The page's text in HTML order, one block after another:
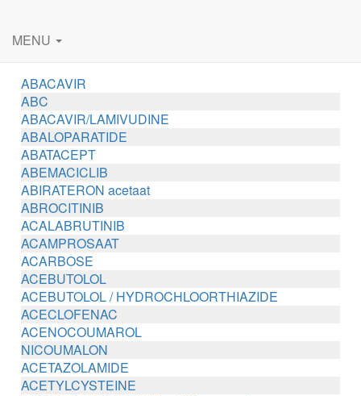
MENU
ABACAVIR
ABC
ABACAVIR/LAMIVUDINE
ABALOPARATIDE
ABATACEPT
ABEMACICLIB
ABIRATERON acetaat
ABROCITINIB
ACALABRUTINIB
ACAMPROSAAT
ACARBOSE
ACEBUTOLOL
ACEBUTOLOL / HYDROCHLOORTHIAZIDE
ACECLOFENAC
ACENOCOUMAROL
NICOUMALON
ACETAZOLAMIDE
ACETYLCYSTEINE